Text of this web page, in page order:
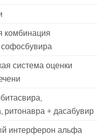
комбинация
система оценки
ритонавра + дасабувир
интерферон альфа